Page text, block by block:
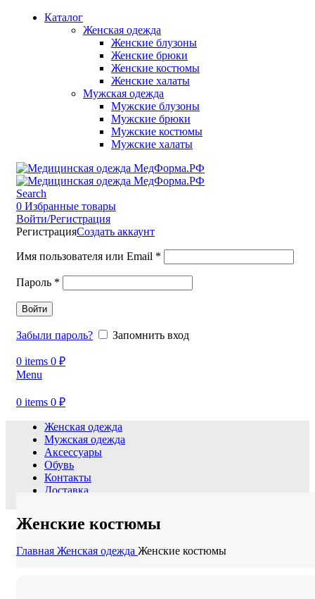
Каталог
Женская одежда
Женские блузоны
Женские брюки
Женские костюмы
Женские халаты
Мужская одежда
Мужские блузоны
Мужские брюки
Мужские костюмы
Мужские халаты
Search
0 Избранные товары
Войти/Регистрация
РегистрацияСоздать аккаунт
Имя пользователя или Email *
Пароль *
Войти
Забыли пароль? Запомнить вход
0 items 0 ₽
Menu
0 items 0 ₽
Женская одежда
Мужская одежда
Аксессуары
Обувь
Контакты
Доставка
Женские костюмы
Главная Женская одежда Женские костюмы